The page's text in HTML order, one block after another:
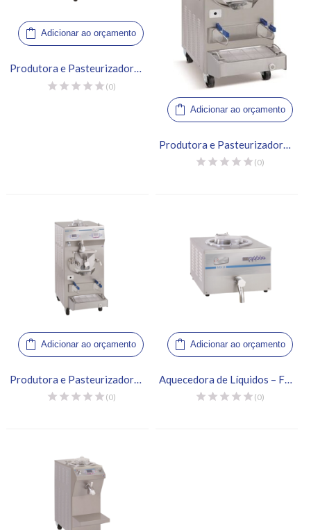
Adicionar ao orçamento
Produtora e Pasteurizadora de Gelato – Frigomat, Twin 4
(0)
Adicionar ao orçamento
Produtora e Pasteurizadora de Gelato – Frigomat, Twin Chef 35 LCD
(0)
Adicionar ao orçamento
Produtora e Pasteurizadora de Gelato – Frigomat, Twin Chef 60 LCD
(0)
Adicionar ao orçamento
Aquecedora de Líquidos – Frigomat, Mix 8
(0)